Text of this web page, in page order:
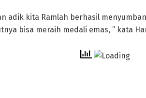
adik kita Ramlah berhasil
bisa meraih medali emas, ” kata